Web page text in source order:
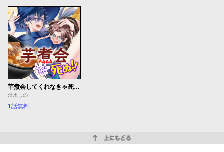
芋煮会してくれなきゃ死ぬ！！
清水しの
1話無料